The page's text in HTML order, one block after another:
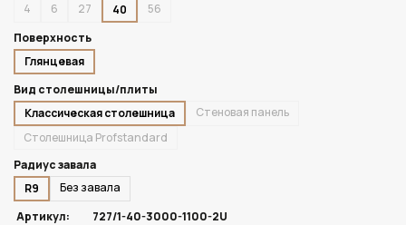
4
6 27 40
56
Поверхность
Глянцевая
Вид столешницы/плиты
Классическая столешница
Стеновая панель
Столешница Profstandard
Радиус завала
R9
Без завала
Артикул:
727/1-40-3000-1100-2U